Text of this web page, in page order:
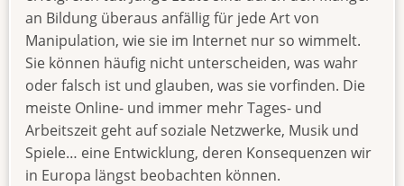
an Bildung überaus anfällig für jede Art von
Manipulation, wie sie im Internet nur so wimmelt.
Sie können häufig nicht unterscheiden, was wahr
oder falsch ist und glauben, was sie vorfinden. Die
meiste Online- und immer mehr Tages- und
Arbeitszeit geht auf soziale Netzwerke, Musik und
Spiele… eine Entwicklung, deren Konsequenzen wir
in Europa längst beobachten können.